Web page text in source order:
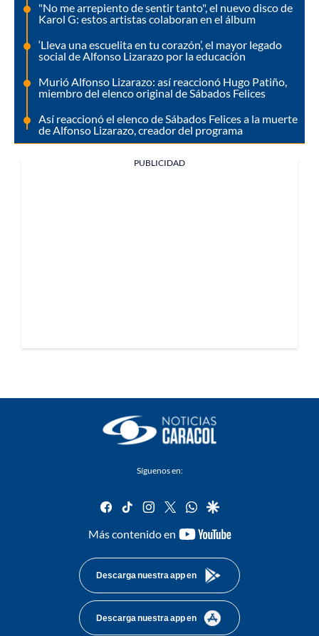
"No me arrepiento de sentir tanto", el nuevo disco de
Karol G: estos artistas colaboran en el álbum
‘Lleva una escuelita en tu corazón’, el mayor legado
social de Alfonso Lizarazo por la educación
Murió Alfonso Lizarazo: así reaccionó Hugo Patiño,
miembro del elenco original de Sábados Felices
Así reaccionó el elenco de Sábados Felices a la muerte
de Alfonso Lizarazo, creador del programa
PUBLICIDAD
Síguenos en:
facebook
tiktok instagram
twitterwhatsapp
google
Más contenido en
youtube-
Descarga nuestra app en
Descarga nuestra app en